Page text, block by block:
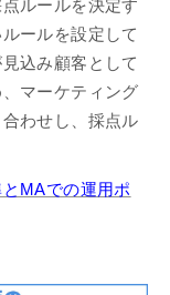
ルールを決定す
ールを設定して
込み顧客として
マーケティング
わせし、採点ル
MAでの運用ポ